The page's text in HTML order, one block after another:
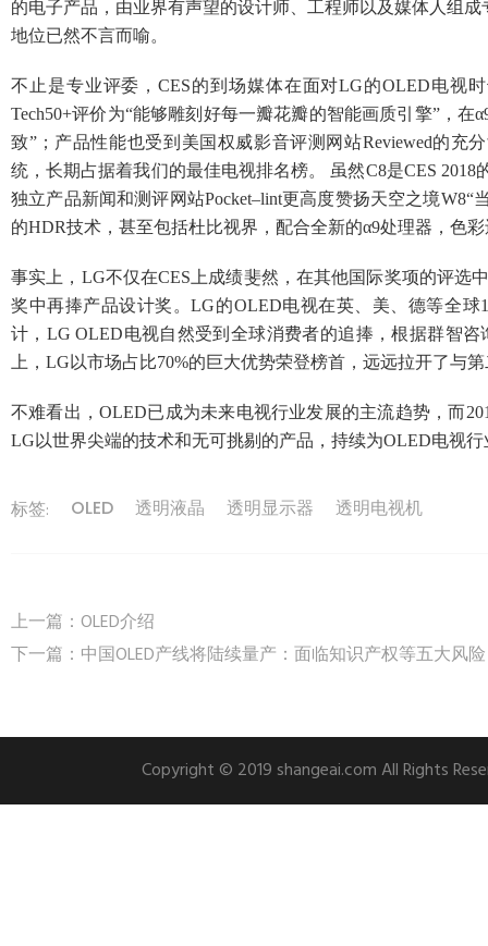
的电子产品，由业界有声望的设计师、工程师以及媒体人组
地位已然不言而喻。
不止是专业评委，CES的到场媒体在面对LG的OLED电视
Tech50+评价为“能够雕刻好每一瓣花瓣的智能画质引擎”，
致”；产品性能也受到美国权威影音评测网站Reviewed的充
统，长期占据着我们的最佳电视排名榜。 虽然C8是CES
独立产品新闻和测评网站Pocket–lint更高度赞扬天空之境
的HDR技术，甚至包括杜比视界，配合全新的α9处理器，色
事实上，LG不仅在CES上成绩斐然，在其他国际奖项的评选
奖中再捧产品设计奖。LG的OLED电视在英、美、德等全
计，LG OLED电视自然受到全球消费者的追捧，根据群智
上，LG以市场占比70%的巨大优势荣登榜首，远远拉开了与
不难看出，OLED已成为未来电视行业发展的主流趋势，而
LG以世界尖端的技术和无可挑剔的产品，持续为OLED电视
标签: OLED 透明液晶 透明显示器 透明电视机
上一篇： OLED介绍
下一篇： 中国OLED产线将陆续量产：面临知识产权等五大风险
Copyright © 2019 shangeai.com All Rights